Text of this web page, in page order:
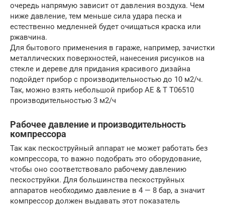
очередь напрямую зависит от давления воздуха. Чем
ниже давление, тем меньше сила удара песка и
естественно медленней будет очищаться краска или
ржавчина.
Для бытового применения в гараже, например, зачистки
металлических поверхностей, нанесения рисунков на
стекле и дереве для придания красивого дизайна
подойдет прибор с производительностью до 10 м2/ч.
Так, можно взять небольшой прибор AE & T T06510
производительностью 3 м2/ч
Рабочее давление и производительность
компрессора
Так как пескоструйный аппарат не может работать без
компрессора, то важно подобрать это оборудование,
чтобы оно соответствовало рабочему давлению
пескоструйки. Для большинства пескоструйных
аппаратов необходимо давление в 4 — 8 бар, а значит
компрессор должен выдавать этот показатель